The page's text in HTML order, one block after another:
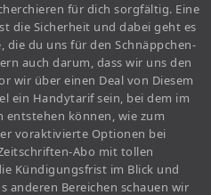
für dich sorgfältig. Eine
die Sicherheit und dabei geht es
die du uns für den Schnäppchen-
auch darum, dass wir uns den
wir über einen Deal von Diesem
ein Handytarif sein, bei dem im
entstehen können, wie zum
voraktivierte Optionen bei
Abo mit tollen
Kündigungsfrist im Blick und
anderen Bereichen schauen wir